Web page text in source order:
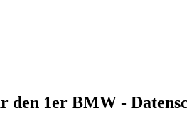
den 1er BMW -